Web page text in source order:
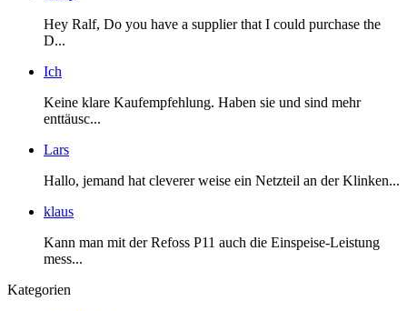
Hey Ralf, Do you have a supplier that I could purchase the
D...
Ich
Keine klare Kaufempfehlung. Haben sie und sind mehr
enttäusc...
Lars
Hallo, jemand hat cleverer weise ein Netzteil an der Klinken...
klaus
Kann man mit der Refoss P11 auch die Einspeise-Leistung
mess...
Kategorien